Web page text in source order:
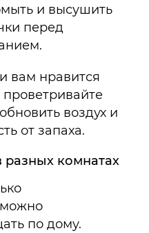
и высушить
перед
вам нравится
воздух и
от запаха.
разных комнатах
по дому.